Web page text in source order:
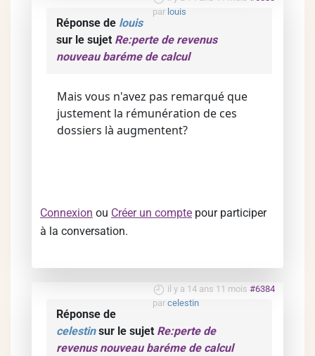
par louis
Réponse de louis
sur le sujet Re:perte de revenus
nouveau baréme de calcul
Mais vous n'avez pas remarqué que
justement la rémunération de ces
dossiers là augmentent?
Connexion ou Créer un compte pour participer
à la conversation.
il y a 14 ans 11 mois #6384
par celestin
Réponse de
celestinsur le sujet Re:perte de
revenus nouveau baréme de calcul